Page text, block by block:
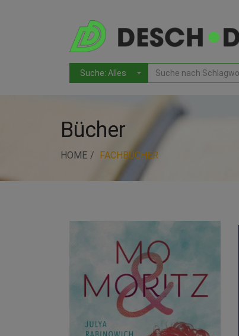
Bücher
HOME FACHBÜCHER